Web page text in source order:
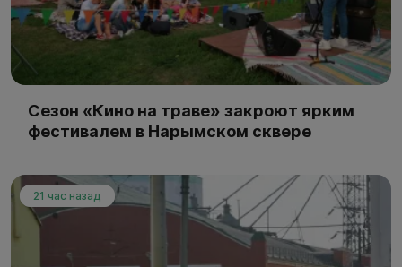
Сезон «Кино на траве» закроют ярким
фестивалем в Нарымском сквере
21 час назад